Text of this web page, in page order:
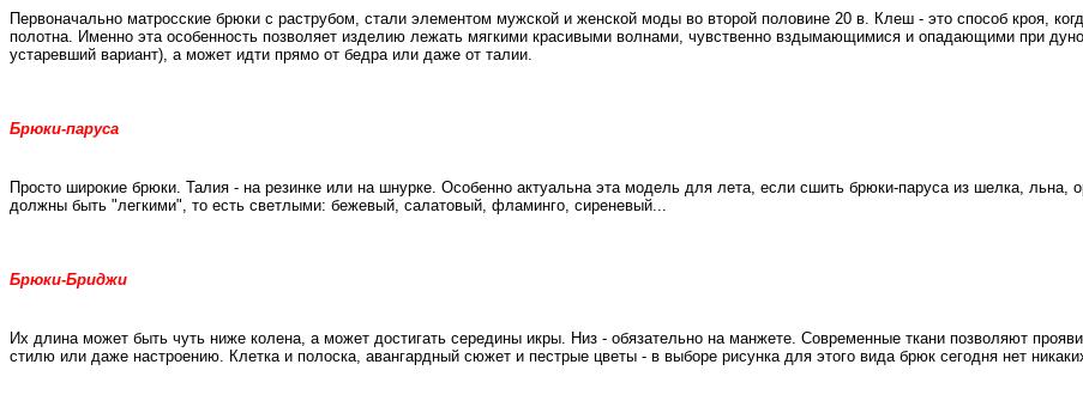
Первоначально матросские брюки с раструбом, стали элементом мужской и женской моды во второй половине 20 в. Клеш - это способ кроя,
полотна. Именно эта особенность позволяет изделию лежать мягкими красивыми волнами, чувственно вздымающимися и опадающими при
устаревший вариант), а может идти прямо от бедра или даже от талии.
Брюки-паруса
Просто широкие брюки. Талия - на резинке или на шнурке. Особенно актуальна эта модель для лета, если сшить брюки-паруса из шелка, льна,
должны быть "легкими", то есть светлыми: бежевый, салатовый, фламинго, сиреневый...
Брюки-Бриджи
Их длина может быть чуть ниже колена, а может достигать середины икры. Низ - обязательно на манжете. Современные ткани позволяют
стилю или даже настроению. Клетка и полоска, авангардный сюжет и пестрые цветы - в выборе рисунка для этого вида брюк сегодня нет